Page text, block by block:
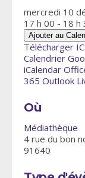
mercredi 10
17 h 00 - 18 h
Ajouter au
Télécharger
Calendrier
iCalendar
365 Outlook
Où
Médiathèque
4 rue du bon
91640